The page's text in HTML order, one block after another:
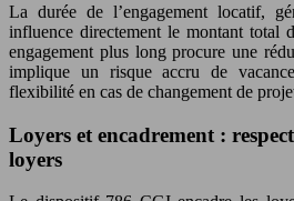
La durée de l’engagement locatif,
influence directement le montant total
engagement plus long procure une
implique un risque accru de
flexibilité en cas de changement de
Loyers et encadrement :
loyers